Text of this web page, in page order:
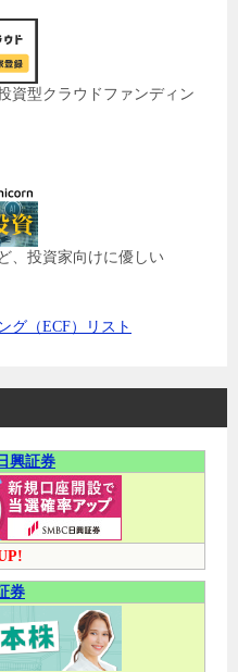
資型クラウドファンディン
、投資家向けに優しい
グ（ECF）リスト
興証券
券